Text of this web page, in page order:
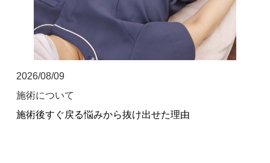
2026/08/09
施術について
施術後すぐ戻る悩みから抜け出せた理由